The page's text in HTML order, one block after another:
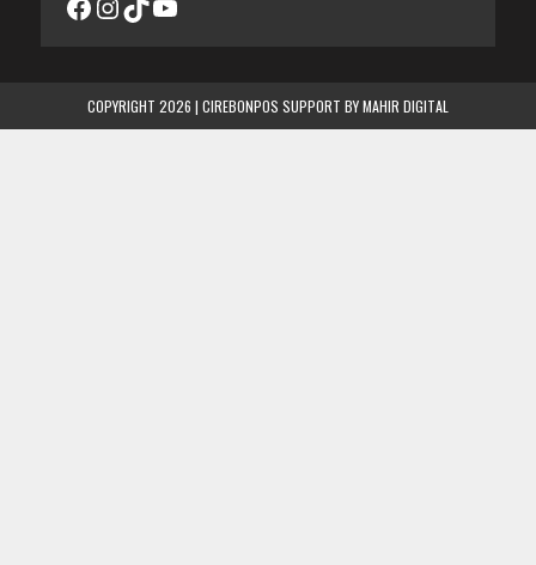
COPYRIGHT 2026 | CIREBONPOS SUPPORT BYMAHIR DIGITAL